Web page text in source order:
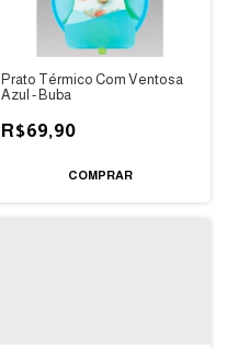
Prato Térmico Com Ventosa
Azul - Buba
R$69,90